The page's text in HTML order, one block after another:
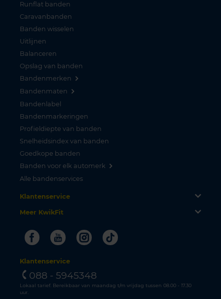
Runflat banden
Caravanbanden
Banden wisselen
Uitlijnen
Balanceren
Opslag van banden
Bandenmerken
Bandenmaten
Bandenlabel
Bandenmarkeringen
Profieldiepte van banden
Snelheidsindex van banden
Goedkope banden
Banden voor elk automerk
Alle bandenservices
Klantenservice
Meer KwikFit
FacebookYoutubeInstagram
Tiktok
Klantenservice
088 - 5945348
Lokaal tarief. Bereikbaar van maandag t/m vrijdag tussen 08.00 - 17.30
uur.